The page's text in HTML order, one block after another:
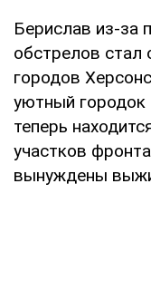
Берислав из-за
обстрелов
городов
уютный городок
теперь
участков
вынуждены